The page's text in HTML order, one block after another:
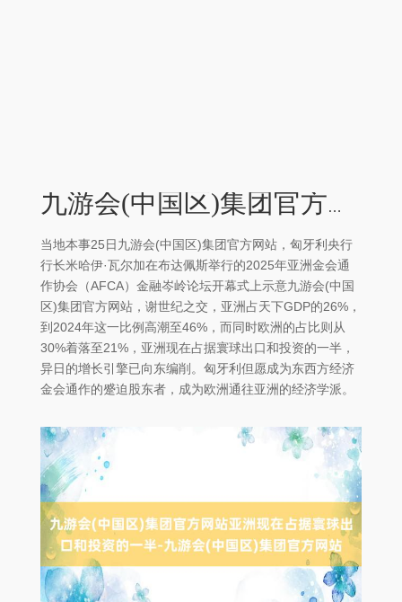
九游会(中国区)集团官方网站亚洲现在占据寰球出口和投资的一半-九游会(中国区)集团官方网站
当地本事25日九游会(中国区)集团官方网站，匈牙利央行
行长米哈伊·瓦尔加在布达佩斯举行的2025年亚洲金会通
作协会（AFCA）金融岑岭论坛开幕式上示意九游会(中国
区)集团官方网站，谢世纪之交，亚洲占天下GDP的26%，
到2024年这一比例高潮至46%，而同时欧洲的占比则从
30%着落至21%，亚洲现在占据寰球出口和投资的一半，
异日的增长引擎已向东编削。匈牙利但愿成为东西方经济
金会通作的蹙迫股东者，成为欧洲通往亚洲的经济学派。